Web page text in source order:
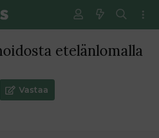
etelänlomalla
Vastaa